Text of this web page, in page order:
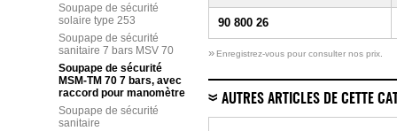
Soupape de sécurité
solaire type 253
Soupape de sécurité
sanitaire 7 bars MSV 70
Soupape de sécurité
MSM-TM 70 7 bars, avec
raccord pour manomètre
Soupape de sécurité
sanitaire
90 800 26
» Enregistrez-vous pour consulter nos prix.
AUTRES ARTICLES DE CETTE